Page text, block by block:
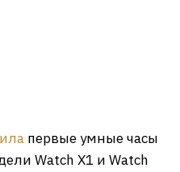
первые умные часы
Watch X1 и Watch